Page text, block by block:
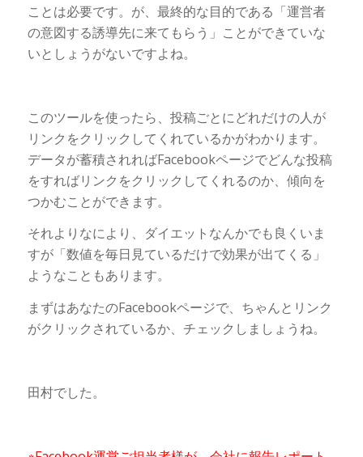
ことは必要です。が、最終的な目的である「運営者
の意図する誘導先に来てもらう」ことができていな
いとしょうがないですよね。
このツールを使ったら、投稿ごとにどれだけの人が
リンクをクリックしてくれているかがわかります。
データが蓄積されればFacebookページでどんな投稿
をすればリンクをクリックしてくれるのか、傾向を
つかむことができます。
それよりなにより、ダイエットなんかでも良くいま
すが「数値を毎日見ているだけで効果が出てくる」
ようなこともあります。
まずはあなたのFacebookページで、ちゃんとリンク
がクリックされているか、チェックしましょうね。
田村でした。